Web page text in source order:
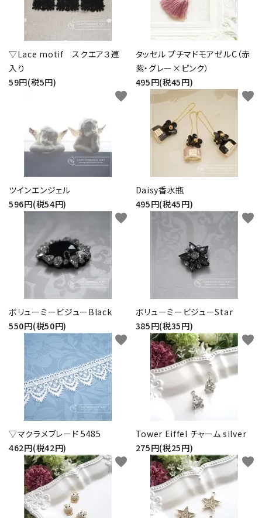
▽Lace motif スクエア３連
入り
59円(税5円)
タッセル プチマドモアゼルC（赤
紫・グレー×ピンク）
495円(税45円)
ツインエンジェル
596円(税54円)
favorite
Daisy香水瓶
495円(税45円)
favorite
ボリューミービジューBlack
550円(税50円)
favorite
ボリューミービジューStar
385円(税35円)
favorite
▽マクラメブレード 5485
462円(税42円)
favorite
Tower Eiffel チャーム silver
275円(税25円)
favorite
favorite favorite